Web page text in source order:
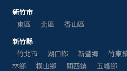
新竹市
東區
北區
香山區
新竹縣
竹北市
湖口鄉 新豐鄉 竹東
林鄉
橫山鄉 關西鎮 五峰鄉